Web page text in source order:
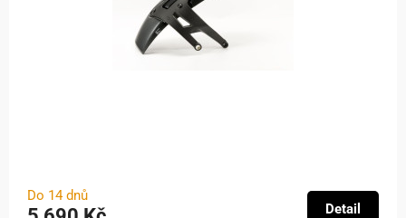
Do 14 dnů
Detail